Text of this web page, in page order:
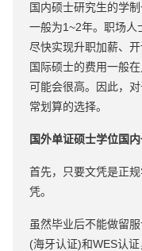
国内硕士研究生的学
一般为1~2年。职场人
尽快实现升职加薪、
国际硕士的费用一般
可能会很高。因此，
常划算的选择。
国外单证硕士学位国
首先，只要文凭是正
凭。
虽然毕业后不能做留
(海牙认证)和WES认